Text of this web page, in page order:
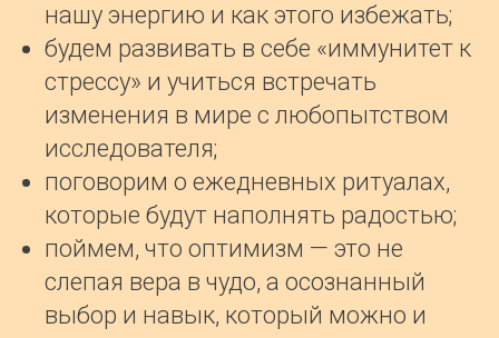
нашу энергию и как этого избежать;
будем развивать в себе «иммунитет к
стрессу» и учиться встречать
изменения в мире с любопытством
исследователя;
поговорим о ежедневных ритуалах,
которые будут наполнять радостью;
поймем, что оптимизм — это не
слепая вера в чудо, а осознанный
выбор и навык, который можно и